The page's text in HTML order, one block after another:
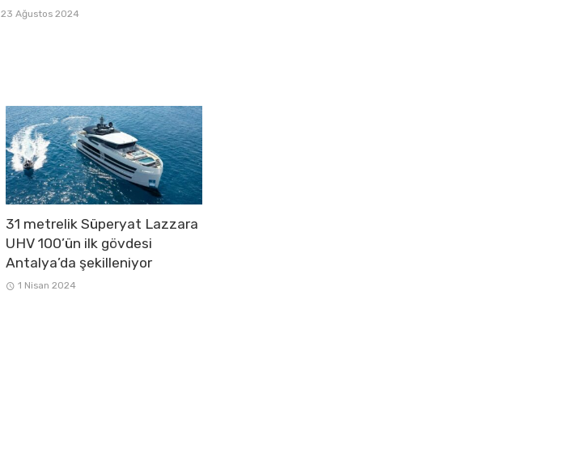
23 Ağustos 2024
31 metrelik Süperyat Lazzara
UHV 100’ün ilk gövdesi
Antalya’da şekilleniyor
1 Nisan 2024